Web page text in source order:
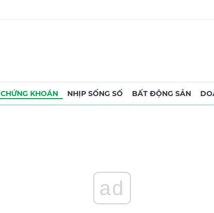
CHỨNG KHOÁN NHỊP SỐNG SỐ BẤT ĐỘNG SẢN
ad